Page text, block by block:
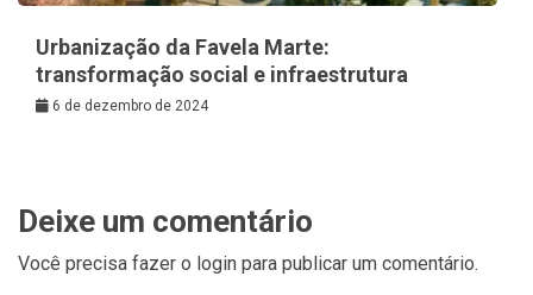
Urbanização da Favela Marte:
transformação social e infraestrutura
6 de dezembro de 2024
Deixe um comentário
Você precisa fazer o login para publicar um comentário.